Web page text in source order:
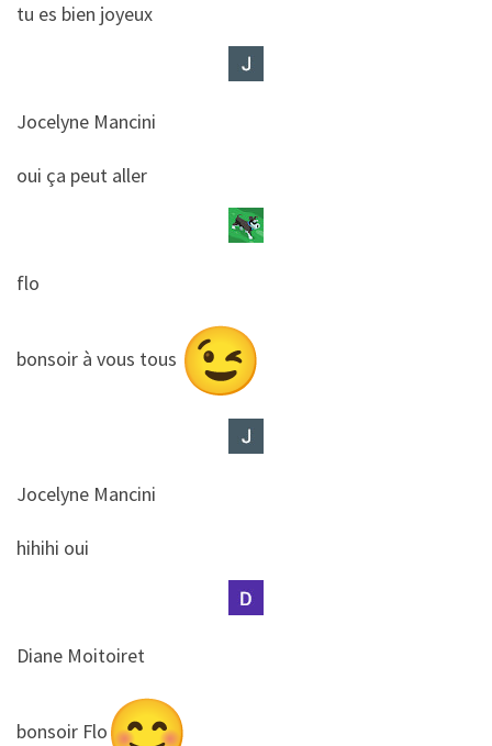
​​tu es bien joyeux
Jocelyne Mancini
​​oui ça peut aller
flo
​​bonsoir à vous tous
Jocelyne Mancini
​​hihihi oui
Diane Moitoiret
​​bonsoir Flo